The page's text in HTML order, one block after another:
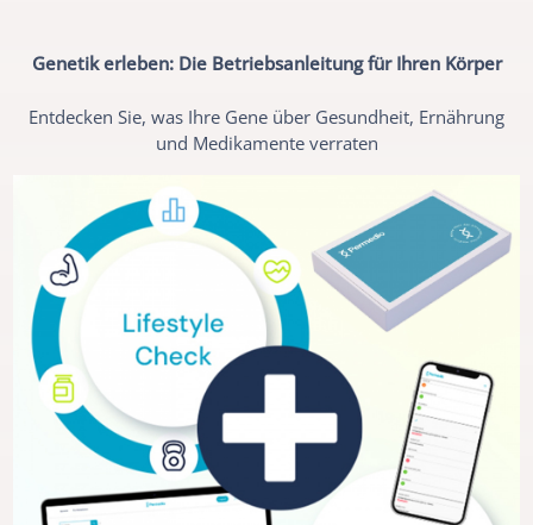
Genetik erleben: Die Betriebsanleitung für Ihren Körper
Entdecken Sie, was Ihre Gene über Gesundheit, Ernährung
und Medikamente verraten